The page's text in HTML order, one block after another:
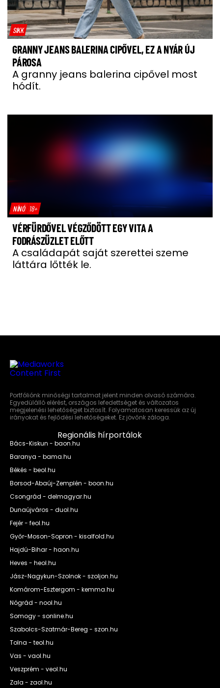
SIKK
GRANNY JEANS BALERINA CIPŐVEL, EZ A NYÁR ÚJ
PÁROSA
A granny jeans balerina cipővel most
hódít.
NÍNÓ 18+
VÉRFÜRDŐVEL VÉGZŐDÖTT EGY VITA A
FODRÁSZÜZLET ELŐTT
A családapát saját szerettei szeme
láttára lőtték le.
Portfóliónk minőségi tartalmat jelent minden olvasó számára.
Egyedülálló elérést, országos lefedettséget és változatos
megjelenési lehetőséget biztosít. Folyamatosan keressük az új
irányokat és fejlődési lehetőségeket. Ez jövőnk záloga.
Regionális hírportálok
Bács-Kiskun - baon.hu
Baranya - bama.hu
Békés - beol.hu
Borsod-Abaúj-Zemplén - boon.hu
Csongrád - delmagyar.hu
Dunaújváros - duol.hu
Fejér - feol.hu
Győr-Moson-Sopron - kisalfold.hu
Hajdú-Bihar - haon.hu
Heves - heol.hu
Jász-Nagykun-Szolnok - szoljon.hu
Komárom-Esztergom - kemma.hu
Nógrád - nool.hu
Somogy - sonline.hu
Szabolcs-Szatmár-Bereg - szon.hu
Tolna - teol.hu
Vas - vaol.hu
Veszprém - veol.hu
Zala - zaol.hu